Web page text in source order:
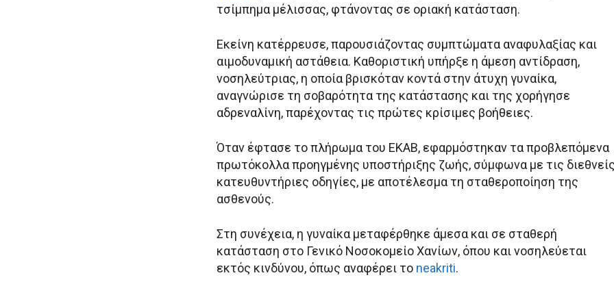
τσίμπημα μέλισσας, φτάνοντας σε οριακή κατάσταση.
Εκείνη κατέρρευσε, παρουσιάζοντας συμπτώματα αναφυλαξίας και
αιμοδυναμική αστάθεια. Καθοριστική υπήρξε η άμεση αντίδραση,
νοσηλεύτριας, η οποία βρισκόταν κοντά στην άτυχη γυναίκα,
αναγνώρισε τη σοβαρότητα της κατάστασης και της χορήγησε
αδρεναλίνη, παρέχοντας τις πρώτες κρίσιμες βοήθειες.
Όταν έφτασε το πλήρωμα του ΕΚΑΒ, εφαρμόστηκαν τα προβλεπόμενα
πρωτόκολλα προηγμένης υποστήριξης ζωής, σύμφωνα με τις διεθνείς
κατευθυντήριες οδηγίες, με αποτέλεσμα τη σταθεροποίηση της
ασθενούς.
Στη συνέχεια, η γυναίκα μεταφέρθηκε άμεσα και σε σταθερή
κατάσταση στο Γενικό Νοσοκομείο Χανίων, όπου και νοσηλεύεται
εκτός κινδύνου, όπως αναφέρει το neakriti.